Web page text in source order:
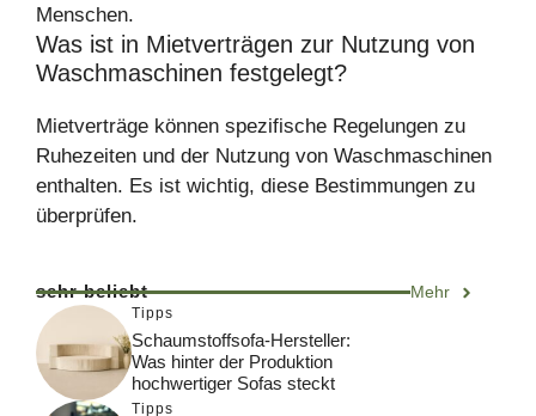
Menschen.
Was ist in Mietverträgen zur Nutzung von
Waschmaschinen festgelegt?
Mietverträge können spezifische Regelungen zu
Ruhezeiten und der Nutzung von Waschmaschinen
enthalten. Es ist wichtig, diese Bestimmungen zu
überprüfen.
sehr beliebt Mehr
Tipps
Schaumstoffsofa-Hersteller:
Was hinter der Produktion
hochwertiger Sofas steckt
Tipps